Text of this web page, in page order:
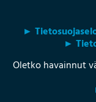
►
►
Oletko havainnut